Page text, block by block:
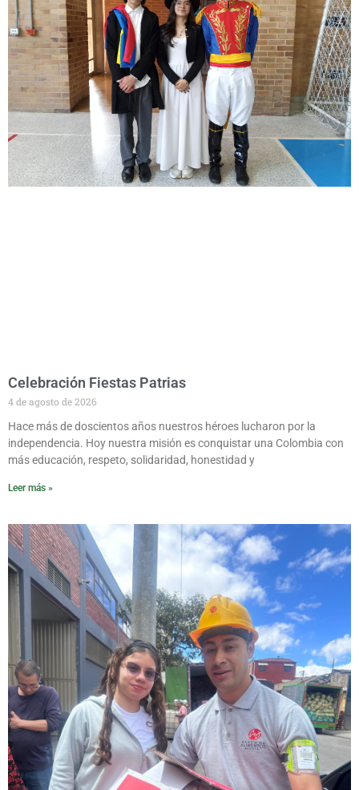
Celebración Fiestas Patrias
4 de agosto de 2026
Hace más de doscientos años nuestros héroes lucharon por la
independencia. Hoy nuestra misión es conquistar una Colombia con
más educación, respeto, solidaridad, honestidad y
Leer más »